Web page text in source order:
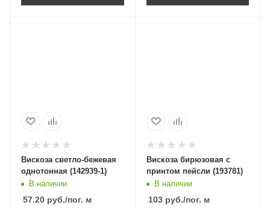
Вискоза светло-бежевая
однотонная (142939-1)
В наличии
57.20 руб./пог. м
Вискоза бирюзовая с
принтом пейсли (193781)
В наличии
103руб./пог. м